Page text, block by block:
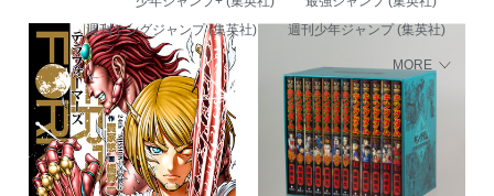
週刊ヤングジャンプ (集英社)
週刊少年ジャンプ (集英社)
MORE